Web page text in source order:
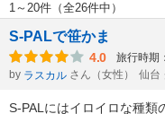
1～20件（全26件中）
S-PALで笹かま
4.0 旅行時期
by ラスカル さん（女性） 仙台
S-PALにはイロイロな種類